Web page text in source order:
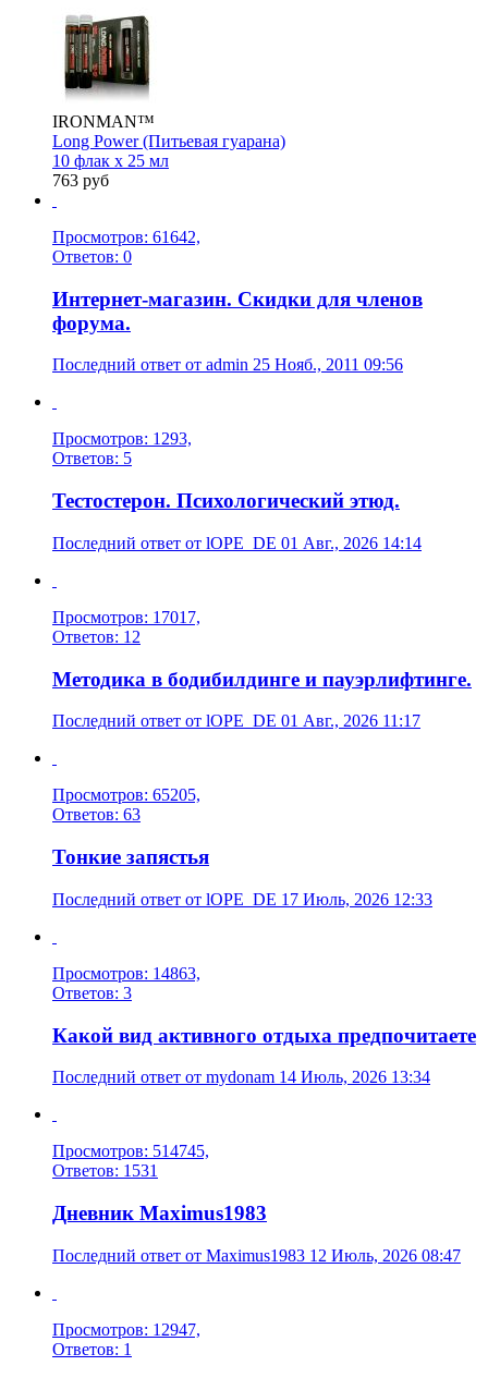
IRONMAN™
Long Power (Питьевая гуарана)
10 флак х 25 мл
763 руб
Просмотров: 61642,
Ответов: 0
Интернет-магазин. Скидки для членов
форума.
Последний ответ от admin 25 Нояб., 2011 09:56
Просмотров: 1293,
Ответов: 5
Тестостерон. Психологический этюд.
Последний ответ от lOPE_DE 01 Авг., 2026 14:14
Просмотров: 17017,
Ответов: 12
Методика в бодибилдинге и пауэрлифтинге.
Последний ответ от lOPE_DE 01 Авг., 2026 11:17
Просмотров: 65205,
Ответов: 63
Тонкие запястья
Последний ответ от lOPE_DE 17 Июль, 2026 12:33
Просмотров: 14863,
Ответов: 3
Какой вид активного отдыха предпочитаете
Последний ответ от mydonam 14 Июль, 2026 13:34
Просмотров: 514745,
Ответов: 1531
Дневник Maximus1983
Последний ответ от Maximus1983 12 Июль, 2026 08:47
Просмотров: 12947,
Ответов: 1